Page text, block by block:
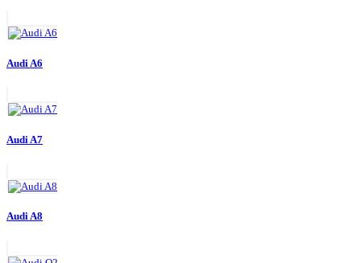
Audi A6
Audi A7
Audi A8